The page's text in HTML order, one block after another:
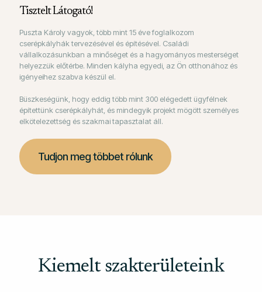
Tisztelt Látogató!
Puszta Károly vagyok, több mint 15 éve foglalkozom
cserépkályhák tervezésével és építésével. Családi
vállalkozásunkban a minőséget és a hagyományos mesterséget
helyezzük előtérbe. Minden kályha egyedi, az Ön otthonához és
igényeihez szabva készül el.
Büszkeségünk, hogy eddig több mint 300 elégedett ügyfélnek
építettünk cserépkályhát, és mindegyik projekt mögött személyes
elkötelezettség és szakmai tapasztalat áll.
Tudjon meg többet rólunk
Kiemelt szakterületeink